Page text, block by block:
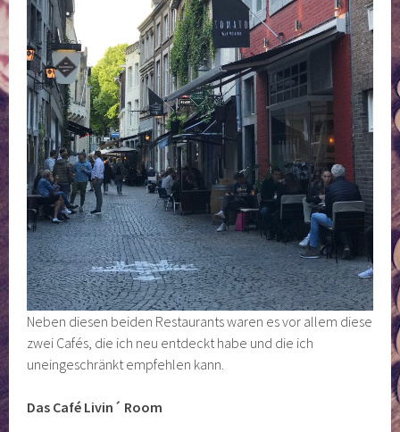
Neben diesen beiden Restaurants waren es vor allem diese
zwei Cafés, die ich neu entdeckt habe und die ich
uneingeschränkt empfehlen kann.
Das Café Livin´ Room